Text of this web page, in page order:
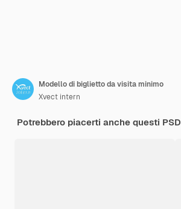
Modello di biglietto da visita minimo
Xvect intern
Potrebbero piacerti anche questi PSD